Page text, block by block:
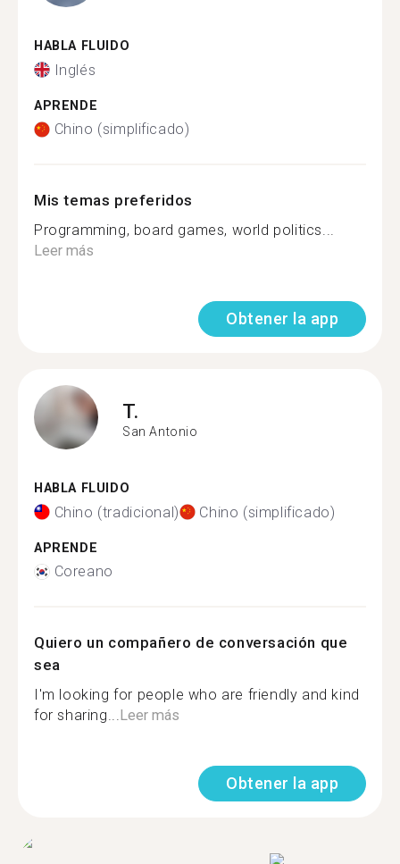
HABLA FLUIDO
Inglés
APRENDE
Chino (simplificado)
Mis temas preferidos
Programming, board games, world politics...
Leer más
Obtener la app
T.
San Antonio
HABLA FLUIDO
Chino (tradicional) Chino (simplificado)
APRENDE
Coreano
Quiero un compañero de conversación que
sea
I'm looking for people who are friendly and kind
for sharing...Leer más
Obtener la app